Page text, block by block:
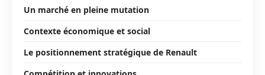
Un marché en pleine mutation
Contexte économique et social
Le positionnement stratégique de Renault